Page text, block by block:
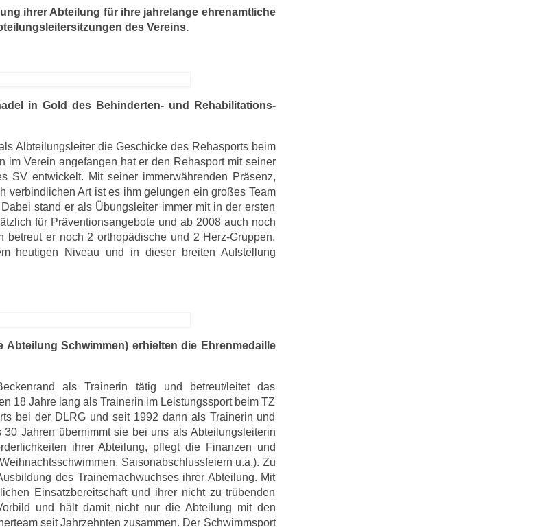
ihrer Abteilung für ihre jahrelange ehrenamtliche
des Vereins.
in Gold des Behinderten- und Rehabilitations-
Albteilungsleiter die Geschicke des Rehasports beim
im Verein angefangen hat er den Rehasport mit seiner
SV entwickelt. Mit seiner immerwährenden Präsenz,
verbindlichen Art ist es ihm gelungen ein großes Team
stand er als Übungsleiter immer mit in der ersten
für Präventionsangebote und ab 2008 auch noch
er noch 2 orthopädische und 2 Herz-Gruppen.
heutigen Niveau und in dieser breiten Aufstellung
Schwimmen) erhielten die Ehrenmedaille
als Trainerin tätig und betreut/leitet das
18 Jahre lang als Trainerin im Leistungssport beim TZ
bei der DLRG und seit 1992 dann als Trainerin und
Jahren übernimmt sie bei uns als Abteilungsleiterin
ihrer Abteilung, pflegt die Finanzen und
Saisonabschlussfeiern u.a.). Zu
des Trainernachwuchses ihrer Abteilung. Mit
Einsatzbereitschaft und ihrer nicht zu trübenden
und hält damit nicht nur die Abteilung mit den
seit Jahrzehnten zusammen. Der Schwimmsport